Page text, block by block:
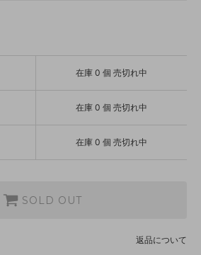
アイボリー
SOLD OUT
在庫 0 個 売切れ中
在庫 0 個 売切れ中
在庫 0 個 売切れ中
SOLD OUT
返品について